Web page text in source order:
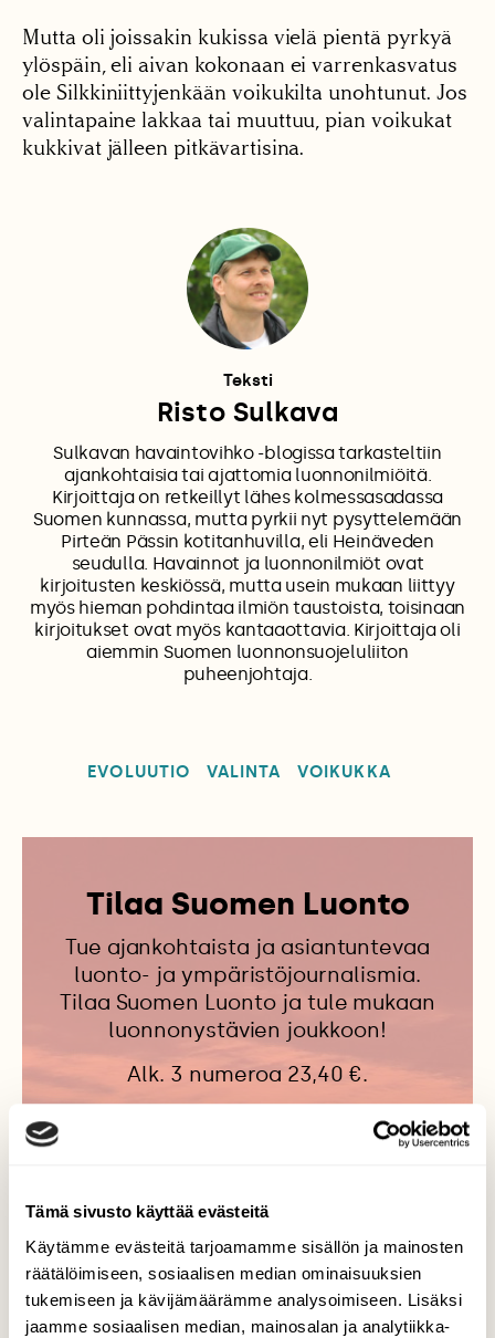
Tämä sivusto käyttää evästeitä
Käytämme evästeitä tarjoamamme sisällön ja mainosten
räätälöimiseen, sosiaalisen median ominaisuuksien
tukemiseen ja kävijämäärämme analysoimiseen. Lisäksi
jaamme sosiaalisen median, mainosalan ja analytiikka-
Mutta oli joissakin kukissa vielä pientä pyrkyä
ylöspäin, eli aivan kokonaan ei varrenkasvatus
ole Silkkiniittyjenkään voikukilta unohtunut. Jos
valintapaine lakkaa tai muuttuu, pian voikukat
kukkivat jälleen pitkävartisina.
Teksti
Risto Sulkava
Sulkavan havaintovihko -blogissa tarkasteltiin
ajankohtaisia tai ajattomia luonnonilmiöitä.
Kirjoittaja on retkeillyt lähes kolmessasadassa
Suomen kunnassa, mutta pyrkii nyt pysyttelemään
Pirteän Pässin kotitanhuvilla, eli Heinäveden
seudulla. Havainnot ja luonnonilmiöt ovat
kirjoitusten keskiössä, mutta usein mukaan liittyy
myös hieman pohdintaa ilmiön taustoista, toisinaan
kirjoitukset ovat myös kantaaottavia. Kirjoittaja oli
aiemmin Suomen luonnonsuojeluliiton
puheenjohtaja.
EVOLUUTIO VALINTA VOIKUKKA
Tilaa Suomen Luonto
Tue ajankohtaista ja asiantuntevaa
luonto- ja ympäristöjournalismia.
Tilaa Suomen Luonto ja tule mukaan
luonnonystävien joukkoon!
Alk. 3 numeroa 23,40 €.
Samalta kirjoittajalta